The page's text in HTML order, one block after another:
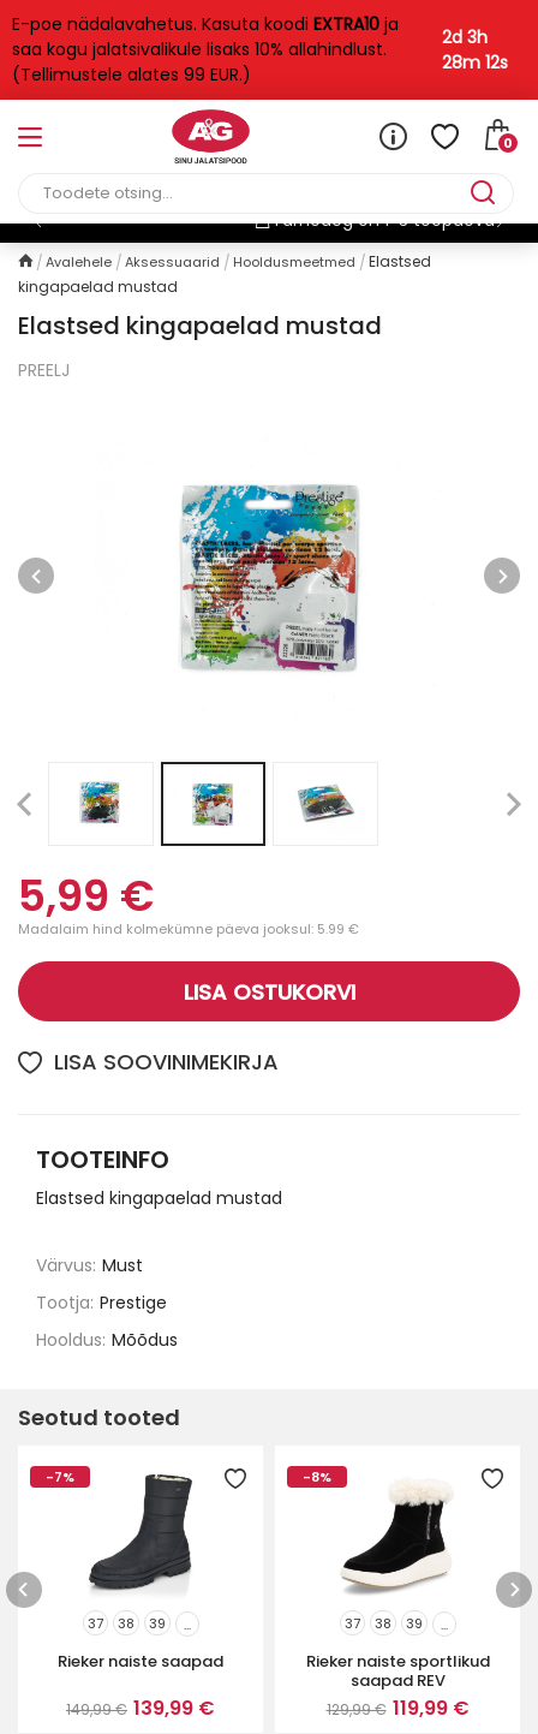
E-poe nädalavahetus. Kasuta koodi EXTRA10 ja
saa kogu jalatsivalikule lisaks 10% allahindlust.
(Tellimustele alates 99 EUR.)
2d 3h
28m 12s
0
Tarneaeg on 1-3 tööpäeva
Avalehele Aksessuaarid Hooldusmeetmed
Elastsed
kingapaelad mustad
Elastsed kingapaelad mustad
PREELJ
5,99 €
Madalaim hind kolmekümne päeva jooksul: 5.99 €
LISA OSTUKORVI
LISA SOOVINIMEKIRJA
TOOTEINFO
Elastsed kingapaelad mustad
Värvus: Must
Tootja: Prestige
Hooldus: Mõõdus
Seotud tooted
-7%
37 38 39 ...
Rieker naiste saapad
149,99 € 139,99 €
-8%
37 38 39 ...
Rieker naiste sportlikud
saapad REV
129,99 € 119,99 €